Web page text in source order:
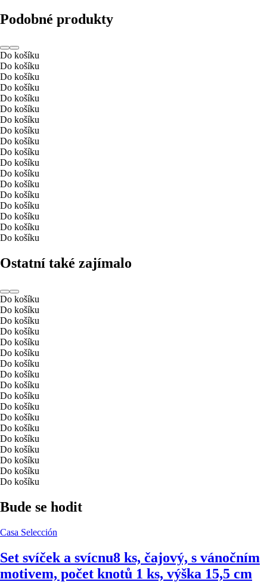
Podobné produkty
Do košíku
Do košíku
Do košíku
Do košíku
Do košíku
Do košíku
Do košíku
Do košíku
Do košíku
Do košíku
Do košíku
Do košíku
Do košíku
Do košíku
Do košíku
Do košíku
Do košíku
Do košíku
Ostatní také zajímalo
Do košíku
Do košíku
Do košíku
Do košíku
Do košíku
Do košíku
Do košíku
Do košíku
Do košíku
Do košíku
Do košíku
Do košíku
Do košíku
Do košíku
Do košíku
Do košíku
Do košíku
Do košíku
Bude se hodit
Casa Selección
Set svíček a svícnu8 ks, čajový, s vánočním
motivem, počet knotů 1 ks, výška 15,5 cm